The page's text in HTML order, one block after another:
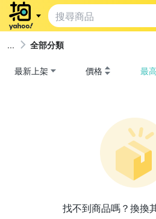
全部分類
最新上架 價格 最
找不到商品嗎？換換